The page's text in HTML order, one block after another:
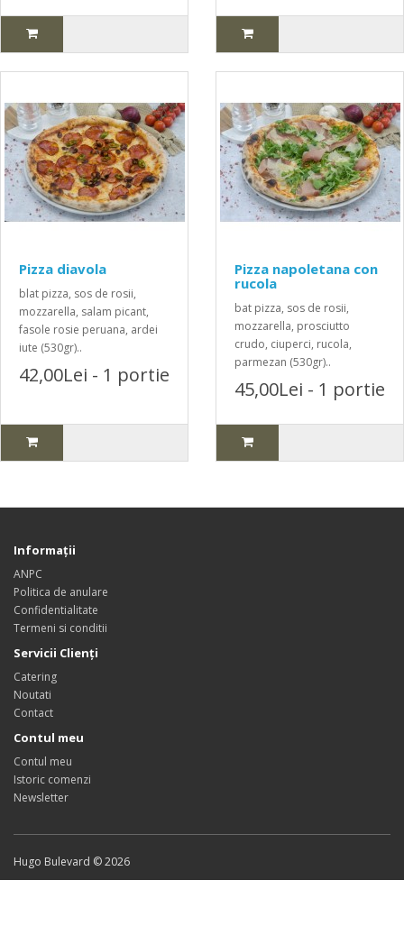
Pizza diavola
blat pizza, sos de rosii,
mozzarella, salam picant,
fasole rosie peruana, ardei
iute (530gr)..
42,00Lei - 1 portie
Pizza napoletana con
rucola
bat pizza, sos de rosii,
mozzarella, prosciutto
crudo, ciuperci, rucola,
parmezan (530gr)..
45,00Lei - 1 portie
Informaţii
ANPC
Politica de anulare
Confidentialitate
Termeni si conditii
Servicii Clienţi
Catering
Noutati
Contact
Contul meu
Contul meu
Istoric comenzi
Newsletter
Hugo Bulevard © 2026